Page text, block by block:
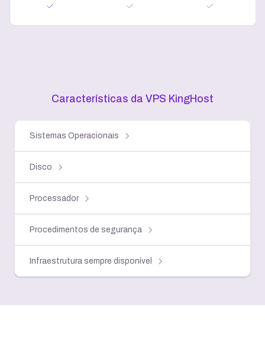
Características da VPS KingHost
Sistemas Operacionais
Disco
Processador
Procedimentos de segurança
Infraestrutura sempre disponível